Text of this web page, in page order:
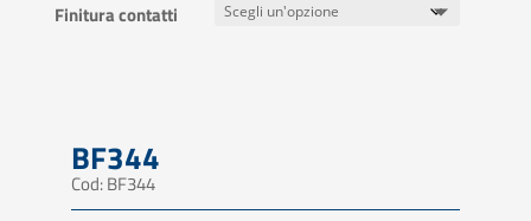
Finitura contatti
BF344
Cod: BF344